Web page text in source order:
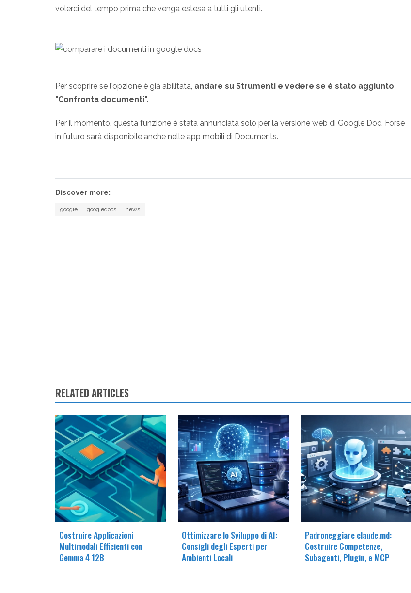
volerci del tempo prima che venga estesa a tutti gli utenti.
Per scoprire se l'opzione è già abilitata, andare su Strumenti e vedere se è stato aggiunto
"Confronta documenti".
Per il momento, questa funzione è stata annunciata solo per la versione web di Google Doc. Forse
in futuro sarà disponibile anche nelle app mobili di Documents.
Discover more:
google googledocs news
RELATED ARTICLES
Costruire Applicazioni
Multimodali Efficienti con
Gemma 4 12B
Ottimizzare lo Sviluppo di AI:
Consigli degli Esperti per
Ambienti Locali
Padroneggiare claude.md:
Costruire Competenze,
Subagenti, Plugin, e MCP